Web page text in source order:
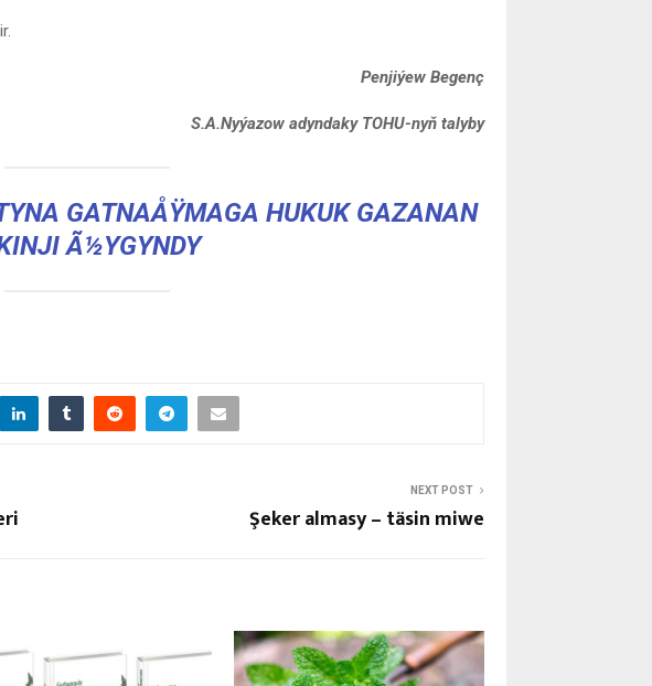
Penjiýew Begenç
S.A.Nyýazow adyndaky TOHU-nyň talyby
GATNAÅŸMAGA HUKUK GAZANAN
Ã½YGYNDY
NEXT POST
Şeker almasy – täsin miwe